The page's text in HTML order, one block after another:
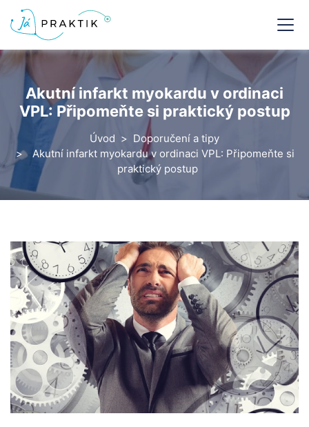
Akutní infarkt myokardu v ordinaci
VPL: Připomeňte si praktický postup
Úvod
Doporučení a tipy
Akutní infarkt myokardu v ordinaci VPL: Připomeňte si
praktický postup